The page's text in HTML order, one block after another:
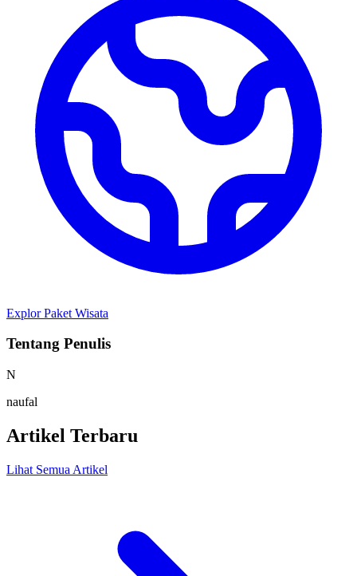
Explor Paket Wisata
Tentang Penulis
N
naufal
Artikel Terbaru
Lihat Semua Artikel